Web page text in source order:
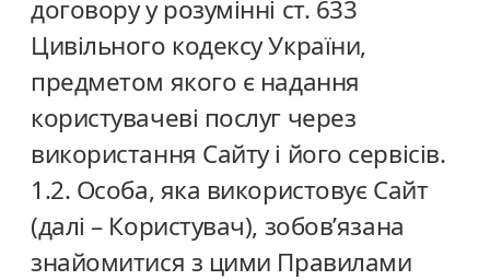
договору у розумінні ст. 633
Цивільного кодексу України,
предметом якого є надання
користувачеві послуг через
використання Сайту і його сервісів.
1.2. Особа, яка використовує Сайт
(далі – Користувач), зобов’язана
знайомитися з цими Правилами